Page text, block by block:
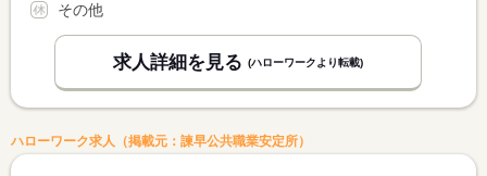
その他
求人詳細を見る (ハローワークより転載)
ハローワーク求人（掲載元：諫早公共職業安定所）